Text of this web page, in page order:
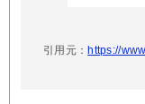
引用元： https://